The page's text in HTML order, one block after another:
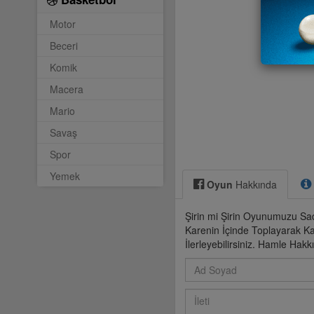
Motor
Beceri
Komik
Macera
Mario
Savaş
Spor
Yemek
Oyun Hakkında
Şirin mi Şirin Oyunumuzu
Karenin İçinde Toplayarak
İlerleyebilirsiniz. Hamle